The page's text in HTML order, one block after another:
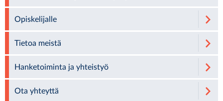
Opiskelijalle
Tietoa meistä
Hanketoiminta ja yhteistyö
Ota yhteyttä